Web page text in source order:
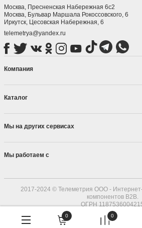
Москва, Пресненская Набережная 6с2
Москва, ​Бульвар Маршала Рокоссовского, 6
Иркутск, ​Цесовская Набережная, 6
telemetrya@yandex.ru
Компания
Каталог
Мы на других сервисах
Мы работаем с
2017-2024 © Телеметрия ООО -
компонентов B2B.
ОГРН
0 0